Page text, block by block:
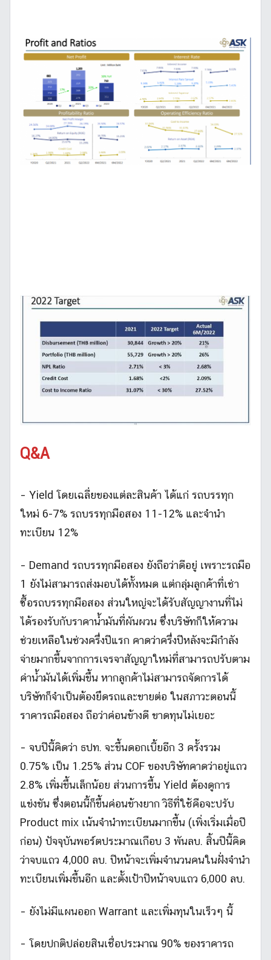
Q&A
– Yield โดยเฉลี่ยของแต่ละสินค้า ได้แก่ รถบรรทุก
ใหม่ 6-7% รถบรรทุกมือสอง 11-12% และจำนำ
ทะเบียน 12%
– Demand รถบรรทุกมือสอง ยังถือว่าดีอยู่ เพราะรถมือ
1 ยังไม่สามารถส่งมอบได้ทั้งหมด แต่กลุ่มลูกค้าที่เช่า
ซื้อรถบรรทุกมือสอง ส่วนใหญ่จะได้รับสัญญางานที่ไม่
ได้รองรับกับราคาน้ำมันที่ผันผวน ซึ่งบริษัทก็ให้ความ
ช่วยเหลือในช่วงครึ่งปีแรก คาดว่าครึ่งปีหลังจะมีกำลัง
จ่ายมากขึ้นจากการเจรจาสัญญาใหม่ที่สามารถปรับตาม
ค่าน้ำมันได้เพิ่มขึ้น หากลูกค้าไม่สามารถจัดการได้
บริษัทก็จำเป็นต้องยึดรถและขายต่อ ในสภาวะตอนนี้
ราคารถมือสอง ถือว่าค่อนข้างดี ขาดทุนไม่เยอะ
– จบปีนี้คิดว่า ธปท. จะขึ้นดอกเบี้ยอีก 3 ครั้งรวม
0.75% เป็น 1.25% ส่วน COF ของบริษัทคาดว่าอยู่แถว
2.8% เพิ่มขึ้นเล็กน้อย ส่วนการขึ้น Yield ต้องดูการ
แข่งขัน ซึ่งตอนนี้ก็ขึ้นค่อนข้างยาก วิธีที่ใช้คือจะปรับ
Product mix เน้นจำนำทะเบียนมากขึ้น (เพิ่งเริ่มเมื่อปี
ก่อน) ปัจจุบันพอร์ตประมาณเกือบ 3 พันลบ. สิ้นปีนี้คิด
ว่าจบแถว 4,000 ลบ. ปีหน้าจะเพิ่มจำนวนคนในฝั่งจำนำ
ทะเบียนเพิ่มขึ้นอีก และตั้งเป้าปีหน้าจบแถว 6,000 ลบ.
– ยังไม่มีแผนออก Warrant และเพิ่มทุนในเร็วๆ นี้
– โดยปกติปล่อยสินเชื่อประมาณ 90% ของราคารถ